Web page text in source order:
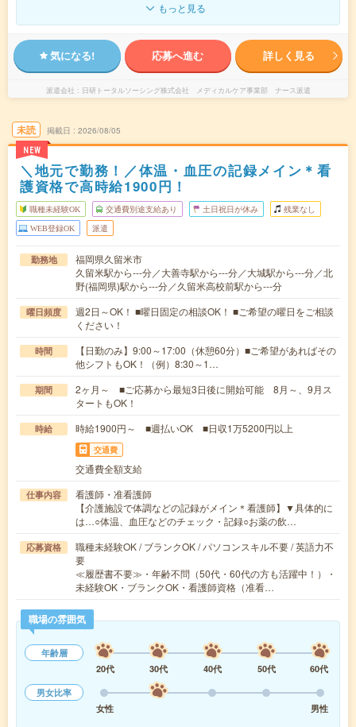
もっと見る
気になる! 応募へ進む 詳しく見る
派遣会社 日研トータルソーシング株式会社 メディカルケア事業部 ナース派遣
未読
NEW
掲載日 2026/08/05
＼地元で勤務！／体温・血圧の記録メイン＊看
護資格で高時給1900円！
職種未経験OK 交通費別途支給あり 土日祝日が休み 残業なし
WEB登録OK 派遣
勤務地
福岡県久留米市
久留米駅から---分／大善寺駅から---分／大城駅から---分／北
野(福岡県)駅から---分／久留米高校前駅から---分
曜日頻度
週2日～OK！ ■曜日固定の相談OK！ ■ご希望の曜日をご相談
ください！
時間
【日勤のみ】9:00～17:00（休憩60分）■ご希望があればその
他シフトもOK！（例）8:30～1…
期間
2ヶ月～ ■ご応募から最短3日後に開始可能 8月～、9月ス
タートもOK！
時給 時給1900円～ ■週払いOK ■日収1万5200円以上
交通費
交通費全額支給
仕事内容
看護師・准看護師
【介護施設で体調などの記録がメイン＊看護師】▼具体的に
は…○体温、血圧などのチェック・記録○お薬の飲…
応募資格
職種未経験OK / ブランクOK / パソコンスキル不要 / 英語力不
要
≪履歴書不要≫・年齢不問（50代・60代の方も活躍中！）・
未経験OK・ブランクOK・看護師資格（准看…
職場の雰囲気
年齢層
20代
30代 40代 50代
60代
男女比率
女性
男性